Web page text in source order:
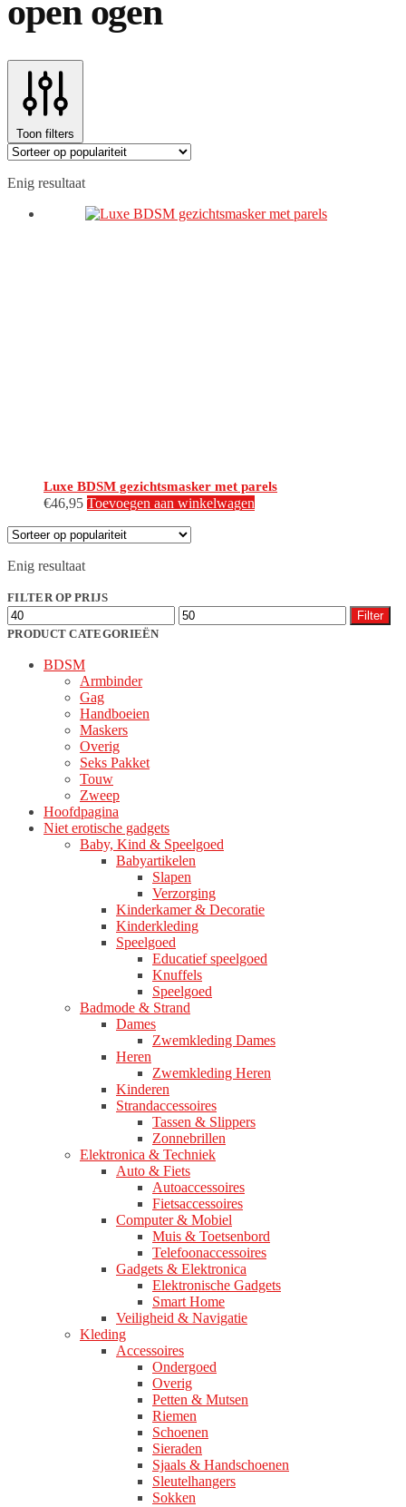
open ogen
Toon filters
Enig resultaat
Luxe BDSM gezichtsmasker met parels
€46,95 Toevoegen aan winkelwagen
Enig resultaat
FILTER OP PRIJS
Min.
prijs
Max.
prijs
Filter
PRODUCT CATEGORIEËN
BDSM
Armbinder
Gag
Handboeien
Maskers
Overig
Seks Pakket
Touw
Zweep
Hoofdpagina
Niet erotische gadgets
Baby, Kind & Speelgoed
Babyartikelen
Slapen
Verzorging
Kinderkamer & Decoratie
Kinderkleding
Speelgoed
Educatief speelgoed
Knuffels
Speelgoed
Badmode & Strand
Dames
Zwemkleding Dames
Heren
Zwemkleding Heren
Kinderen
Strandaccessoires
Tassen & Slippers
Zonnebrillen
Elektronica & Techniek
Auto & Fiets
Autoaccessoires
Fietsaccessoires
Computer & Mobiel
Muis & Toetsenbord
Telefoonaccessoires
Gadgets & Elektronica
Elektronische Gadgets
Smart Home
Veiligheid & Navigatie
Kleding
Accessoires
Ondergoed
Overig
Petten & Mutsen
Riemen
Schoenen
Sieraden
Sjaals & Handschoenen
Sleutelhangers
Sokken